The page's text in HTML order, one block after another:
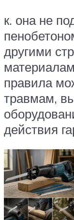
к. она не
другими
правила
травмам,
действия